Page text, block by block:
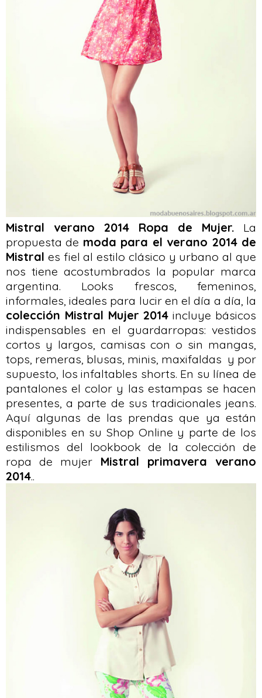
Mistral verano 2014 Ropa de Mujer. La
propuesta de moda para el verano 2014 de
Mistral es fiel al estilo clásico y urbano al que
nos tiene acostumbrados la popular marca
argentina. Looks frescos, femeninos,
informales, ideales para lucir en el día a día, la
colección Mistral Mujer 2014 incluye básicos
indispensables en el guardarropas: vestidos
cortos y largos, camisas con o sin mangas,
tops, remeras, blusas, minis, maxifaldas y por
supuesto, los infaltables shorts. En su línea de
pantalones el color y las estampas se hacen
presentes, a parte de sus tradicionales jeans.
Aquí algunas de las prendas que ya están
disponibles en su Shop Online y parte de los
estilismos del lookbook de la colección de
ropa de mujer Mistral primavera verano
2014..